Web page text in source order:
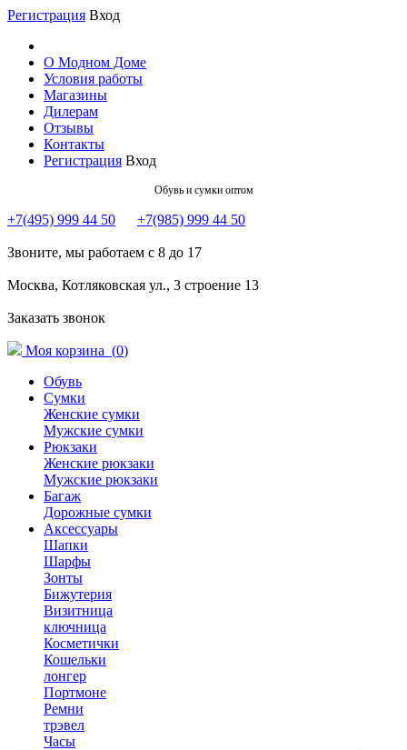
Регистрация Вход
О Модном Доме
Условия работы
Магазины
Дилерам
Отзывы
Контакты
Регистрация Вход
Обувь и сумки оптом
+7(495) 999 44 50 +7(985) 999 44 50
Звоните, мы работаем с 8 до 17
Москва, Котляковская ул., 3 строение 13
Заказать звонок
Моя корзина (0)
Обувь
Сумки
Женские сумки
Мужские сумки
Рюкзаки
Женские рюкзаки
Мужские рюкзаки
Багаж
Дорожные сумки
Аксессуары
Шапки
Шарфы
Зонты
Бижутерия
Визитница
ключница
Косметички
Кошельки
лонгер
Портмоне
Ремни
трэвел
Часы